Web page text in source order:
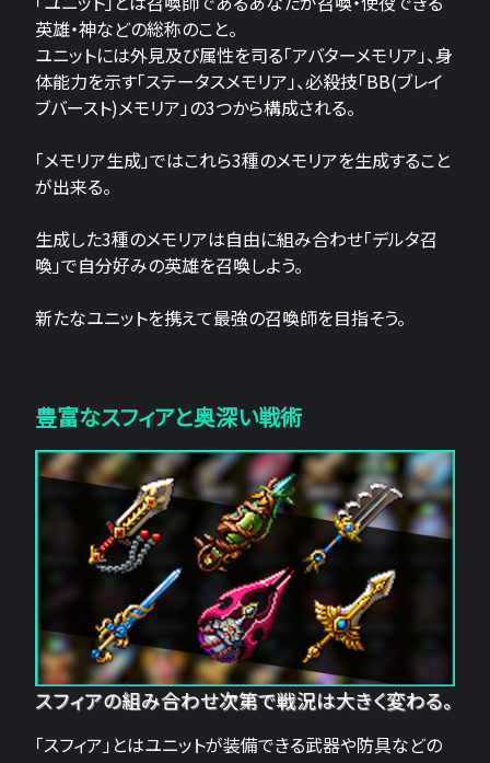
英雄・神などの総称のこと。
ユニットには外見及び属性を司る「アバターメモリア」、身
体能力を示す「ステータスメモリア」、必殺技「BB(ブレイ
ブバースト)メモリア」の3つから構成される。
「メモリア生成」ではこれら3種のメモリアを生成すること
が出来る。
生成した3種のメモリアは自由に組み合わせ「デルタ召
喚」で自分好みの英雄を召喚しよう。
新たなユニットを携えて最強の召喚師を目指そう。
豊富なスフィアと奥深い戦術
スフィアの組み合わせ次第で戦況は大きく変わる。
「スフィア」とはユニットが装備できる武器や防具などの